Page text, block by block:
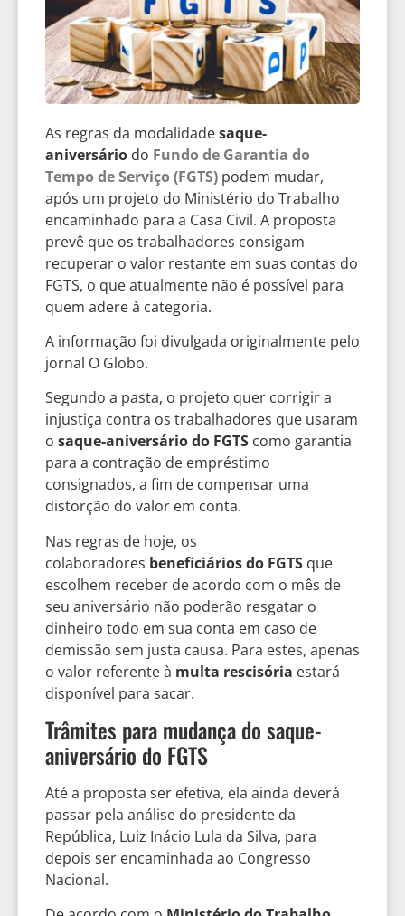
As regras da modalidadesaque-
aniversário do Fundo de Garantia do
Tempo de Serviço (FGTS) podem mudar,
após um projeto do Ministério do Trabalho
encaminhado para a Casa Civil. A proposta
prevê que os trabalhadores consigam
recuperar o valor restante em suas contas do
FGTS, o que atualmente não é possível para
quem adere à categoria.
A informação foi divulgada originalmente pelo
jornal O Globo.
Segundo a pasta, o projeto quer corrigir a
injustiça contra os trabalhadores que usaram
o saque-aniversário do FGTS como garantia
para a contração de empréstimo
consignados, a fim de compensar uma
distorção do valor em conta.
Nas regras de hoje, os
colaboradores beneficiários do FGTS que
escolhem receber de acordo com o mês de
seu aniversário não poderão resgatar o
dinheiro todo em sua conta em caso de
demissão sem justa causa. Para estes, apenas
o valor referente à multa rescisória estará
disponível para sacar.
Trâmites para mudança do saque-
aniversário do FGTS
Até a proposta ser efetiva, ela ainda deverá
passar pela análise do presidente da
República, Luiz Inácio Lula da Silva, para
depois ser encaminhada ao Congresso
Nacional.